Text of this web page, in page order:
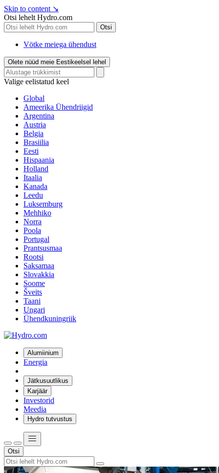
Skip to content ↘
Otsi lehelt Hydro.com
Otsi
Vötke meiega ühendust
Olete nüüd meie Eestikeelsel lehel
Valige eelistatud keel
Global
Ameerika Ühendriigid
Argentina
Austria
Belgia
Brasiilia
Eesti
Hispaania
Holland
Itaalia
Kanada
Leedu
Luksemburg
Mehhiko
Norra
Poola
Portugal
Prantsusmaa
Rootsi
Saksamaa
Slovakkia
Soome
Šveits
Taani
Ungari
Ühendkuningriik
Alumiinium
Energia
Jätkusuutlikus
Karjäär
Investorid
Meedia
Hydro tutvustus
Otsi